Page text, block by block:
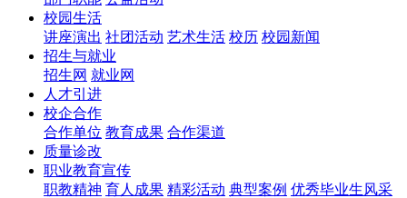
校园生活
讲座演出 社团活动 艺术生活 校历 校园新闻
招生与就业
招生网 就业网
人才引进
校企合作
合作单位 教育成果 合作渠道
质量诊改
职业教育宣传
职教精神 育人成果 精彩活动 典型案例 优秀毕业生风采